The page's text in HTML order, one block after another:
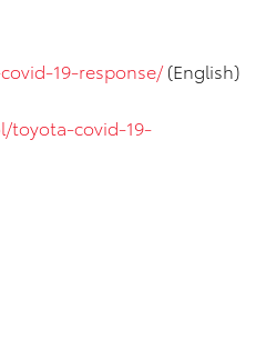
19-response/(English)
toyota-covid-19-